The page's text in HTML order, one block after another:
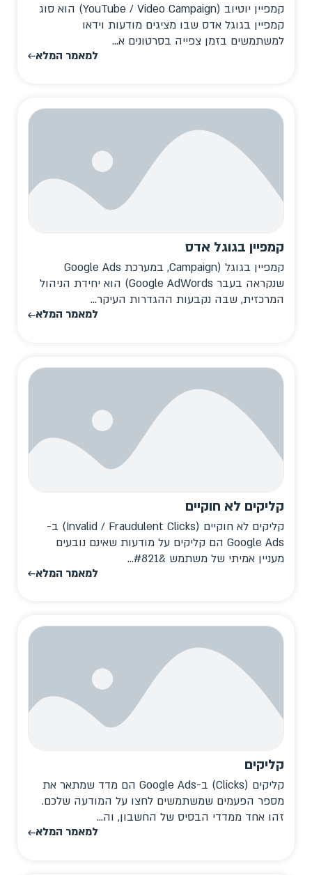
קמפיין יוטיוב (YouTube / Video Campaign) הוא סוג
קמפיין בגוגל אדס שבו מציגים מודעות וידאו
למשתמשים בזמן צפייה בסרטונים א...
למאמר המלא
קמפיין בגוגל אדס
קמפיין בגוגל (Campaign, במערכת Google Ads
שנקראה בעבר Google AdWords) הוא יחידת הניהול
המרכזית, שבה נקבעות ההגדרות העיקר...
למאמר המלא
קליקים לא חוקיים
קליקים לא חוקיים (Invalid / Fraudulent Clicks) ב-
Google Ads הם קליקים על מודעות שאינם נובעים
מעניין אמיתי של משתמש &#821...
למאמר המלא
קליקים
קליקים (Clicks) ב-Google Ads הם מדד שמתאר את
מספר הפעמים שמשתמשים לחצו על המודעה שלכם.
זהו אחד ממדדי הבסיס של החשבון, וה...
למאמר המלא